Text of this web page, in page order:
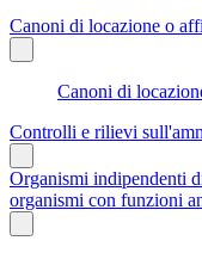
Canoni di locazione o
Canoni di
Controlli e rilievi
Organismi indipendenti
organismi con funzioni